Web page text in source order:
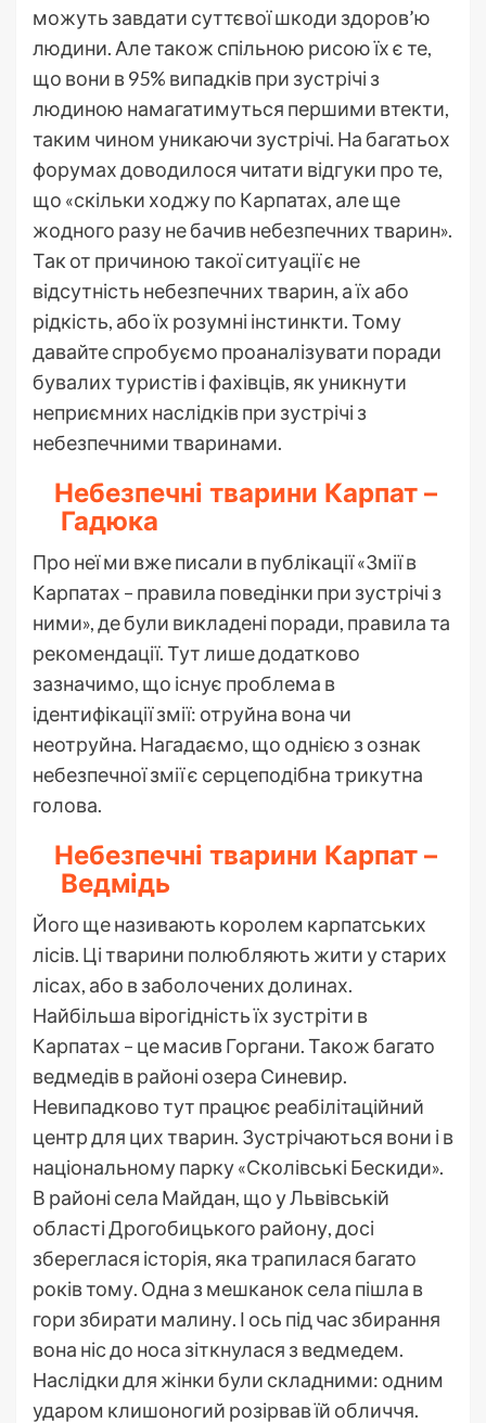
можуть завдати суттєвої шкоди здоров’ю
людини. Але також спільною рисою їх є те,
що вони в 95% випадків при зустрічі з
людиною намагатимуться першими втекти,
таким чином уникаючи зустрічі. На багатьох
форумах доводилося читати відгуки про те,
що «скільки ходжу по Карпатах, але ще
жодного разу не бачив небезпечних тварин».
Так от причиною такої ситуації є не
відсутність небезпечних тварин, а їх або
рідкість, або їх розумні інстинкти. Тому
давайте спробуємо проаналізувати поради
бувалих туристів і фахівців, як уникнути
неприємних наслідків при зустрічі з
небезпечними тваринами.
Небезпечні тварини Карпат –
Гадюка
Про неї ми вже писали в публікації «Змії в
Карпатах – правила поведінки при зустрічі з
ними», де були викладені поради, правила та
рекомендації. Тут лише додатково
зазначимо, що існує проблема в
ідентифікації змії: отруйна вона чи
неотруйна. Нагадаємо, що однією з ознак
небезпечної змії є серцеподібна трикутна
голова.
Небезпечні тварини Карпат –
Ведмідь
Його ще називають королем карпатських
лісів. Ці тварини полюбляють жити у старих
лісах, або в заболочених долинах.
Найбільша вірогідність їх зустріти в
Карпатах – це масив Горгани. Також багато
ведмедів в районі озера Синевир.
Невипадково тут працює реабілітаційний
центр для цих тварин. Зустрічаються вони і в
національному парку «Сколівські Бескиди».
В районі села Майдан, що у Львівській
області Дрогобицького району, досі
збереглася історія, яка трапилася багато
років тому. Одна з мешканок села пішла в
гори збирати малину. І ось під час збирання
вона ніс до носа зіткнулася з ведмедем.
Наслідки для жінки були складними: одним
ударом клишоногий розірвав їй обличчя.